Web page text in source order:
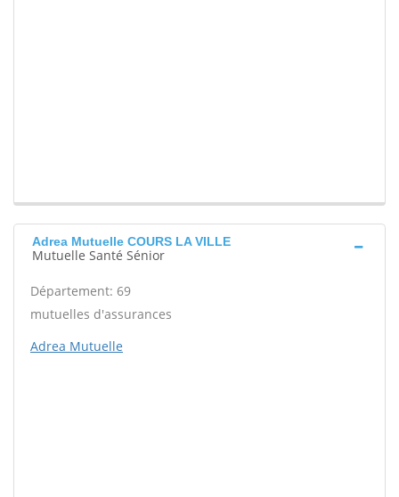
Adrea Mutuelle COURS LA VILLE
Mutuelle Santé Sénior
Département: 69
mutuelles d'assurances
Adrea Mutuelle